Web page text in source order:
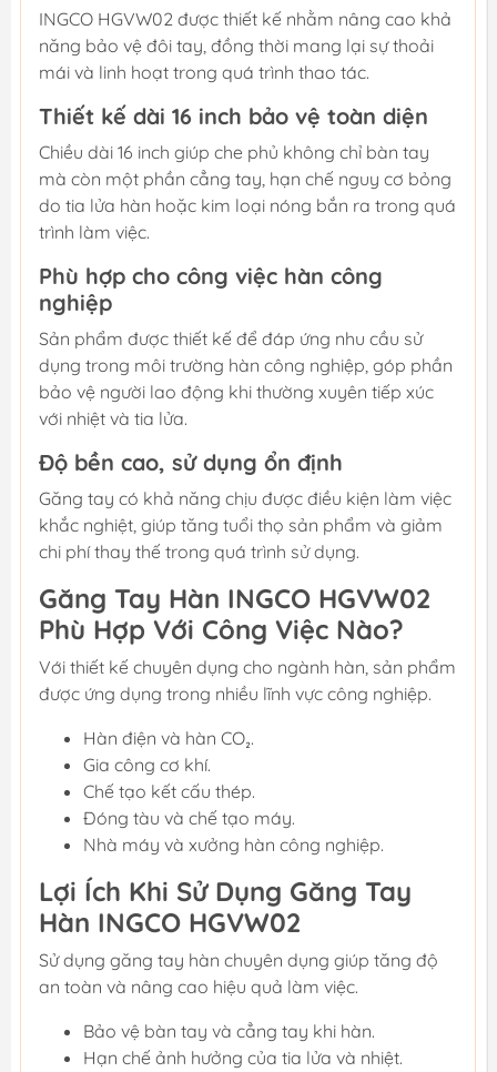
INGCO HGVW02 được thiết kế nhằm nâng cao khả
năng bảo vệ đôi tay, đồng thời mang lại sự thoải
mái và linh hoạt trong quá trình thao tác.
Thiết kế dài 16 inch bảo vệ toàn diện
Chiều dài 16 inch giúp che phủ không chỉ bàn tay
mà còn một phần cẳng tay, hạn chế nguy cơ bỏng
do tia lửa hàn hoặc kim loại nóng bắn ra trong quá
trình làm việc.
Phù hợp cho công việc hàn công
nghiệp
Sản phẩm được thiết kế để đáp ứng nhu cầu sử
dụng trong môi trường hàn công nghiệp, góp phần
bảo vệ người lao động khi thường xuyên tiếp xúc
với nhiệt và tia lửa.
Độ bền cao, sử dụng ổn định
Găng tay có khả năng chịu được điều kiện làm việc
khắc nghiệt, giúp tăng tuổi thọ sản phẩm và giảm
chi phí thay thế trong quá trình sử dụng.
Găng Tay Hàn INGCO HGVW02
Phù Hợp Với Công Việc Nào?
Với thiết kế chuyên dụng cho ngành hàn, sản phẩm
được ứng dụng trong nhiều lĩnh vực công nghiệp.
Hàn điện và hàn CO₂.
Gia công cơ khí.
Chế tạo kết cấu thép.
Đóng tàu và chế tạo máy.
Nhà máy và xưởng hàn công nghiệp.
Lợi Ích Khi Sử Dụng Găng Tay
Hàn INGCO HGVW02
Sử dụng găng tay hàn chuyên dụng giúp tăng độ
an toàn và nâng cao hiệu quả làm việc.
Bảo vệ bàn tay và cẳng tay khi hàn.
Hạn chế ảnh hưởng của tia lửa và nhiệt.